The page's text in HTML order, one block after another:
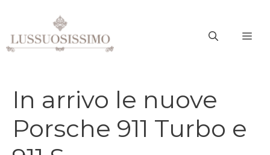
contenuto
In arrivo le nuove
Porsche 911 Turbo e